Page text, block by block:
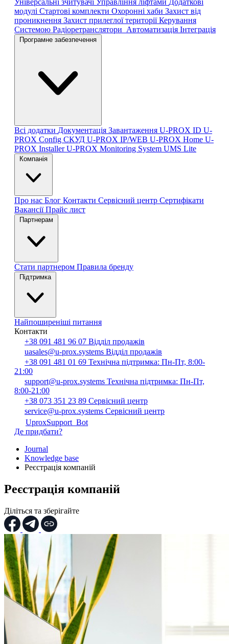
Універсальні зчитувачі Управління ліфтами Додаткові
модулі Стартові комплекти Охоронні хаби Захист від
проникнення Захист прилеглої територіїКерування
Системою Радіоретранслятори Автоматизація Інтеграція
Програмне забезпечення
Всі додатки Документація Завантаження U-PROX ID U-
PROX Config СКУД U-PROX IP/WEB U-PROX Home U-
PROX InstallerU-PROX Monitoring System UMS Lite
Компанія
Про нас Блог Контакти Сервісний центр Сертифікати
ВакансіїПрайс лист
Партнерам
Стати партнером Правила бренду
Підтримка
Найпоширеніші питання
Контакти
+38 091 481 96 07 Відділ продажів
uasales@u-prox.systems Відділ продажів
+38 091 481 01 69 Технічна підтримка: Пн-Пт, 8:00-
21:00
support@u-prox.systems Технічна підтримка: Пн-Пт,
8:00-21:00
+38 073 351 23 89 Сервісний центр
service@u-prox.systems Сервісний центр
UproxSupport_Bot
Де придбати?
Journal
Knowledge base
Реєстрація компаній
Реєстрація компаній
Діліться та зберігайте